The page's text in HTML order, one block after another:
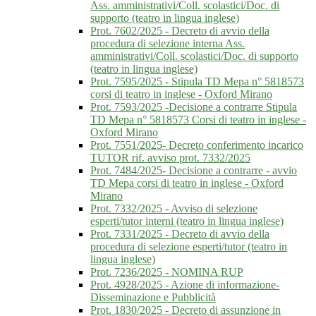
Ass. amministrativi/Coll. scolastici/Doc. di
supporto (teatro in lingua inglese)
Prot. 7602/2025 - Decreto di avvio della
procedura di selezione interna Ass.
amministrativi/Coll. scolastici/Doc. di supporto
(teatro in lingua inglese)
Prot. 7595/2025 - Stipula TD Mepa n° 5818573
corsi di teatro in inglese - Oxford Mirano
Prot. 7593/2025 -Decisione a contrarre Stipula
TD Mepa n° 5818573 Corsi di teatro in inglese -
Oxford Mirano
Prot. 7551/2025- Decreto conferimento incarico
TUTOR rif. avviso prot. 7332/2025
Prot. 7484/2025- Decisione a contrarre - avvio
TD Mepa corsi di teatro in inglese - Oxford
Mirano
Prot. 7332/2025 - Avviso di selezione
esperti/tutor interni (teatro in lingua inglese)
Prot. 7331/2025 - Decreto di avvio della
procedura di selezione esperti/tutor (teatro in
lingua inglese)
Prot. 7236/2025 - NOMINA RUP
Prot. 4928/2025 - Azione di informazione-
Disseminazione e Pubblicità
Prot. 1830/2025 - Decreto di assunzione in